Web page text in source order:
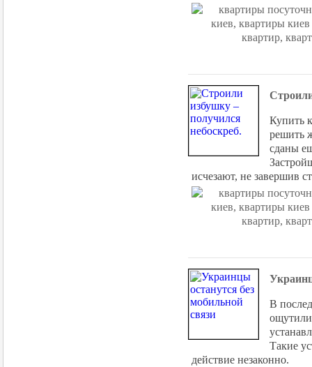
Купить
решить
сданы
исчезают, не завершив
В
ощутили
Такие
действие незаконно.